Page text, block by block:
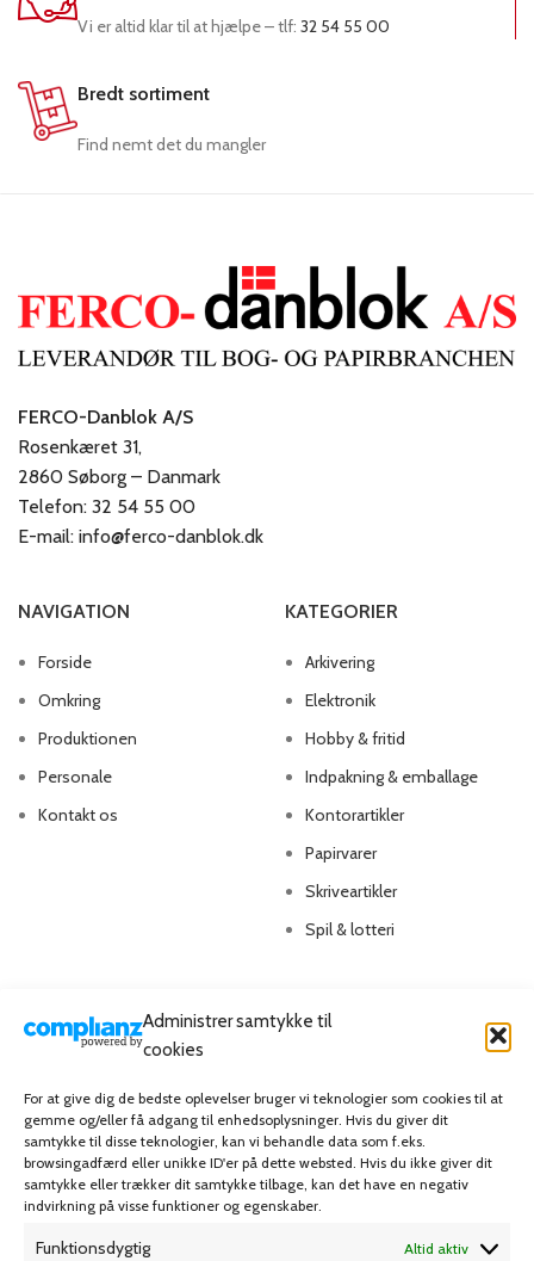
Administrer samtykke til
cookies
For at give dig de bedste oplevelser bruger vi teknologier som cookies til at
gemme og/eller få adgang til enhedsoplysninger. Hvis du giver dit
samtykke til disse teknologier, kan vi behandle data som f.eks.
browsingadfærd eller unikke ID'er på dette websted. Hvis du ikke giver dit
samtykke eller trækker dit samtykke tilbage, kan det have en negativ
indvirkning på visse funktioner og egenskaber.
Funktionsdygtig Altid aktiv
Vi er altid klar til at hjælpe – tlf: 32 54 55 00
Bredt sortiment
Find nemt det du mangler
FERCO-Danblok A/S
Rosenkæret 31,
2860 Søborg – Danmark
Telefon: 32 54 55 00
E-mail: info@ferco-danblok.dk
NAVIGATION
Forside
Omkring
Produktionen
Personale
Kontakt os
KATEGORIER
Arkivering
Elektronik
Hobby & fritid
Indpakning & emballage
Kontorartikler
Papirvarer
Skriveartikler
Spil & lotteri
Kontoinformationer
Adresser
Favoritliste
Bliv kunde
Cookie Politik (EU)